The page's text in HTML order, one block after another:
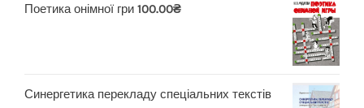
Поетика онімної гри 100.00₴
Синергетика перекладу спеціальних текстів